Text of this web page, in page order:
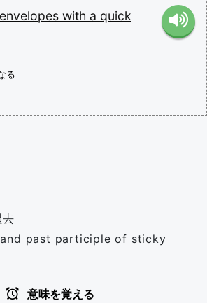
envelopes with a quick
る
去
past participle of sticky
意味を覚える